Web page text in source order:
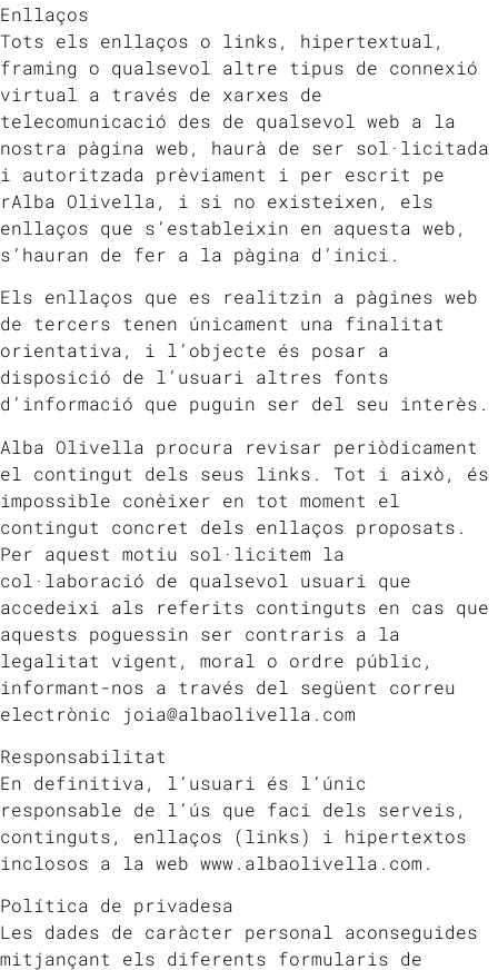
Enllaços
Tots els enllaços o links, hipertextual,
framing o qualsevol altre tipus de connexió
virtual a través de xarxes de
telecomunicació des de qualsevol web a la
nostra pàgina web, haurà de ser sol·licitada
i autoritzada prèviament i per escrit pe
rAlba Olivella, i si no existeixen, els
enllaços que s’estableixin en aquesta web,
s’hauran de fer a la pàgina d’inici.
Els enllaços que es realitzin a pàgines web
de tercers tenen únicament una finalitat
orientativa, i l’objecte és posar a
disposició de l’usuari altres fonts
d’informació que puguin ser del seu interès.
Alba Olivella procura revisar periòdicament
el contingut dels seus links. Tot i això, és
impossible conèixer en tot moment el
contingut concret dels enllaços proposats.
Per aquest motiu sol·licitem la
col·laboració de qualsevol usuari que
accedeixi als referits continguts en cas que
aquests poguessin ser contraris a la
legalitat vigent, moral o ordre públic,
informant-nos a través del següent correu
electrònic joia@albaolivella.com
Responsabilitat
En definitiva, l’usuari és l’únic
responsable de l’ús que faci dels serveis,
continguts, enllaços (links) i hipertextos
inclosos a la web www.albaolivella.com.
Política de privadesa
Les dades de caràcter personal aconseguides
mitjançant els diferents formularis de